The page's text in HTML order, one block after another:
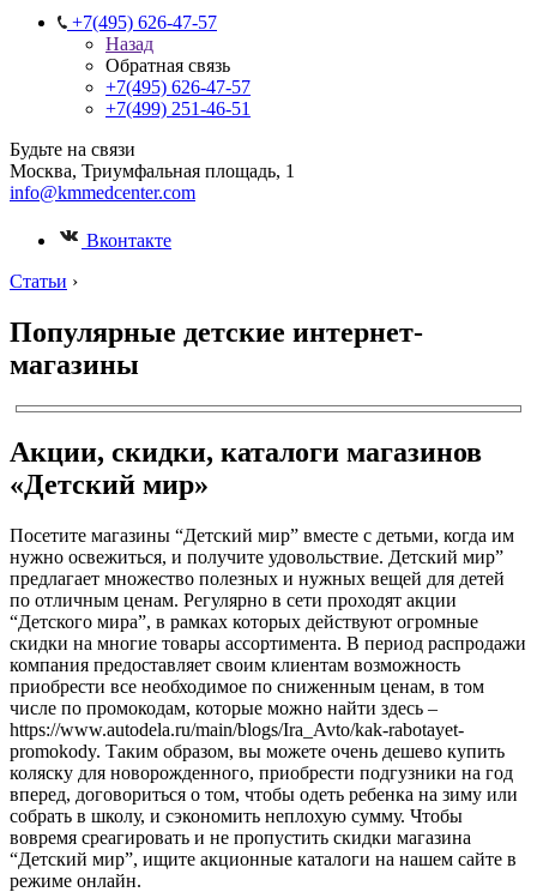
+7(495) 626-47-57
Назад
Обратная связь
+7(495) 626-47-57
+7(499) 251-46-51
Будьте на связи
Москва, Триумфальная площадь, 1
info@kmmedcenter.com
Вконтакте
Статьи ›
Популярные детские интернет-
магазины
Акции, скидки, каталоги магазинов
«Детский мир»
Посетите магазины “Детский мир” вместе с детьми, когда им
нужно освежиться, и получите удовольствие. Детский мир”
предлагает множество полезных и нужных вещей для детей
по отличным ценам. Регулярно в сети проходят акции
“Детского мира”, в рамках которых действуют огромные
скидки на многие товары ассортимента. В период распродажи
компания предоставляет своим клиентам возможность
приобрести все необходимое по сниженным ценам, в том
числе по промокодам, которые можно найти здесь –
https://www.autodela.ru/main/blogs/Ira_Avto/kak-rabotayet-
promokody. Таким образом, вы можете очень дешево купить
коляску для новорожденного, приобрести подгузники на год
вперед, договориться о том, чтобы одеть ребенка на зиму или
собрать в школу, и сэкономить неплохую сумму. Чтобы
вовремя среагировать и не пропустить скидки магазина
“Детский мир”, ищите акционные каталоги на нашем сайте в
режиме онлайн.